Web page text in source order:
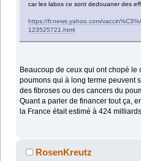
car les labos ce sont dedouaner des
https://fr.news.yahoo.com/
123525721.html
Beaucoup de ceux qui ont chopé
poumons qui à long terme peuvent
des fibroses ou des cancers du
Quant a parler de financer tout ça,
la France était estimé à 424
RosenKreutz